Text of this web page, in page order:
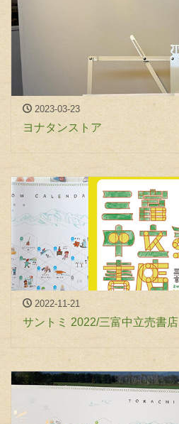
2023-03-23
ヨナタンストア
2022-11-21
サントミ 2022/三富中立売書店